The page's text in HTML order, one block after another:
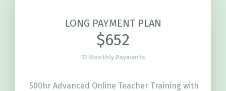
LONG PAYMENT PLAN
$652
12 Monthly Payments
500hr Advanced Online Teacher Training with